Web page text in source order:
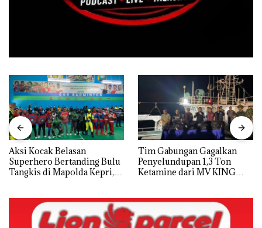
Aksi Kocak Belasan
Superhero Bertanding Bulu
Tangkis di Mapolda Kepri,
Tim Gabungan Gagalkan
Penyelundupan 1,3 Ton
Ketamine dari MV KING